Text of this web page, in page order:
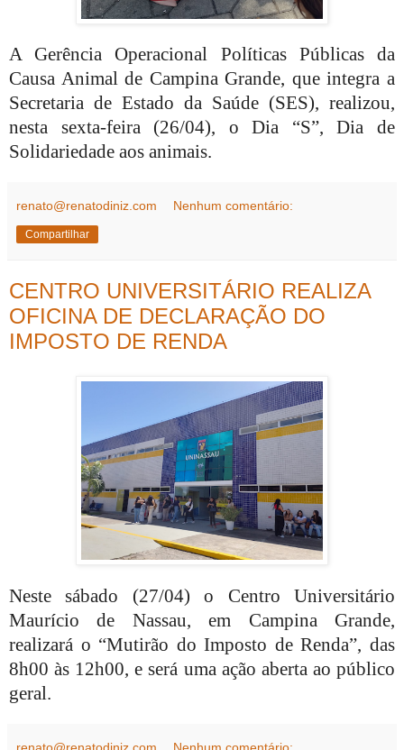
A Gerência Operacional Políticas Públicas da
Causa Animal de Campina Grande, que integra a
Secretaria de Estado da Saúde (SES), realizou,
nesta sexta-feira (26/04), o Dia “S”, Dia de
Solidariedade aos animais.
renato@renatodiniz.com Nenhum comentário:
Compartilhar
CENTRO UNIVERSITÁRIO REALIZA
OFICINA DE DECLARAÇÃO DO
IMPOSTO DE RENDA
Neste sábado (27/04) o Centro Universitário
Maurício de Nassau, em Campina Grande,
realizará o “Mutirão do Imposto de Renda”, das
8h00 às 12h00, e será uma ação aberta ao público
geral.